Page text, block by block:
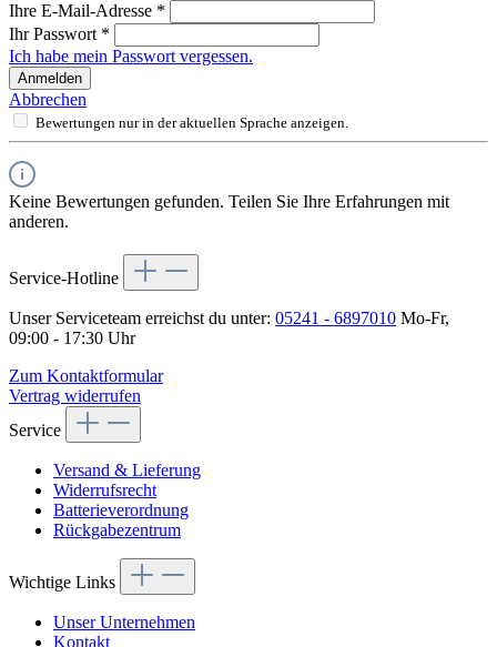
Ihre E-Mail-Adresse *
Ihr Passwort *
Ich habe mein Passwort vergessen.
Anmelden
Abbrechen
Bewertungen nur in der aktuellen Sprache anzeigen.
Keine Bewertungen gefunden. Teilen Sie Ihre Erfahrungen mit
anderen.
Service-Hotline
Unser Serviceteam erreichst du unter: 05241 - 6897010 Mo-Fr,
09:00 - 17:30 Uhr
Zum Kontaktformular
Vertrag widerrufen
Service
Versand & Lieferung
Widerrufsrecht
Batterieverordnung
Rückgabezentrum
Wichtige Links
Unser Unternehmen
Kontakt